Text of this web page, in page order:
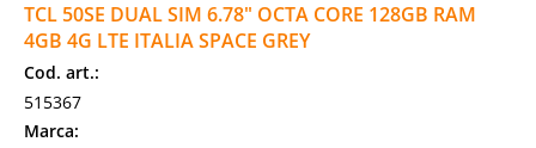
TCL 50SE DUAL SIM 6.78" OCTA CORE 128GB RAM
4GB 4G LTE ITALIA SPACE GREY
Cod. art.:
515367
Marca: